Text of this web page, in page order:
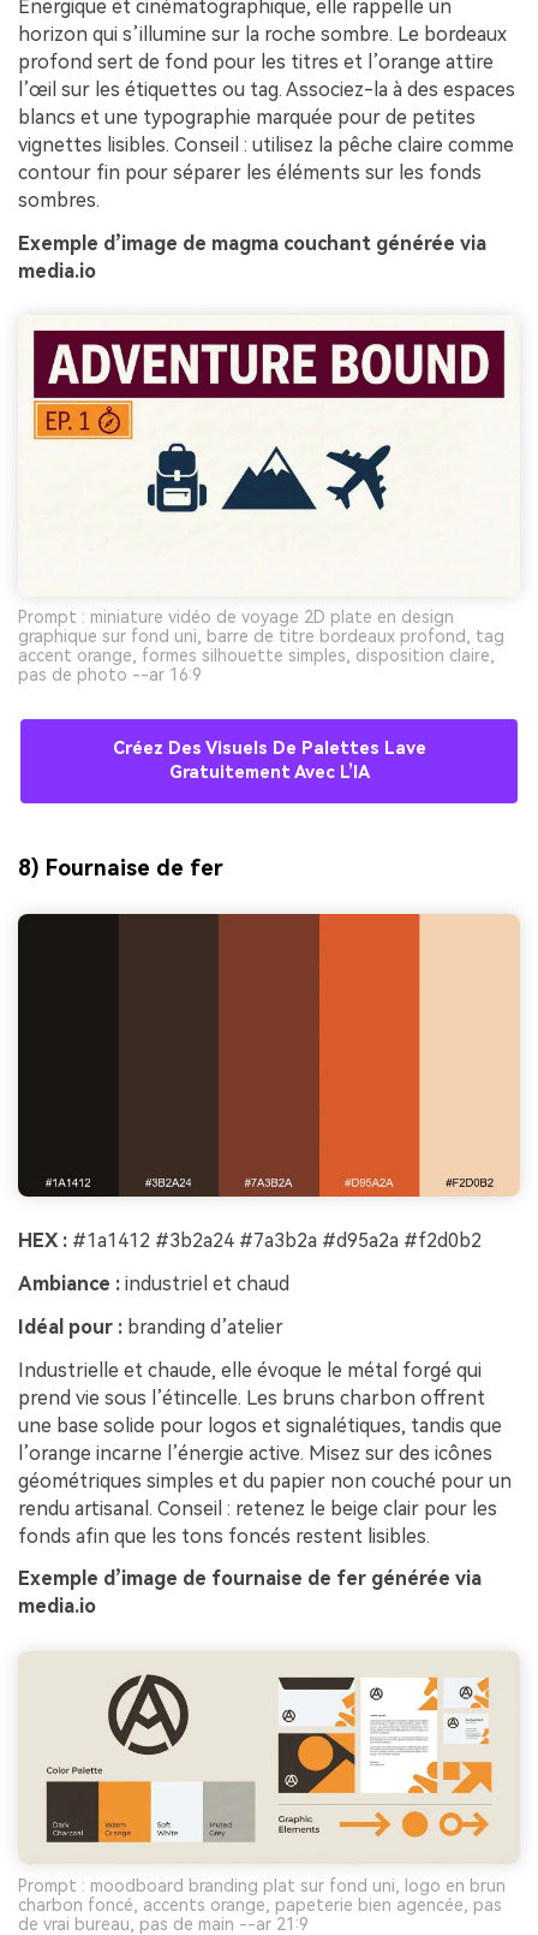
Énergique et cinématographique, elle rappelle un
horizon qui s’illumine sur la roche sombre. Le bordeaux
profond sert de fond pour les titres et l’orange attire
l’œil sur les étiquettes ou tag. Associez-la à des espaces
blancs et une typographie marquée pour de petites
vignettes lisibles. Conseil : utilisez la pêche claire comme
contour fin pour séparer les éléments sur les fonds
sombres.
Exemple d’image de magma couchant générée via
media.io
Prompt : miniature vidéo de voyage 2D plate en design
graphique sur fond uni, barre de titre bordeaux profond, tag
accent orange, formes silhouette simples, disposition claire,
pas de photo --ar 16:9
Créez Des Visuels De Palettes Lave
Gratuitement Avec L’IA
8) Fournaise de fer
HEX : #1a1412 #3b2a24 #7a3b2a #d95a2a #f2d0b2
Ambiance : industriel et chaud
Idéal pour : branding d’atelier
Industrielle et chaude, elle évoque le métal forgé qui
prend vie sous l’étincelle. Les bruns charbon offrent
une base solide pour logos et signalétiques, tandis que
l’orange incarne l’énergie active. Misez sur des icônes
géométriques simples et du papier non couché pour un
rendu artisanal. Conseil : retenez le beige clair pour les
fonds afin que les tons foncés restent lisibles.
Exemple d’image de fournaise de fer générée via
media.io
Prompt : moodboard branding plat sur fond uni, logo en brun
charbon foncé, accents orange, papeterie bien agencée, pas
de vrai bureau, pas de main --ar 21:9